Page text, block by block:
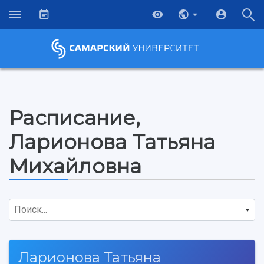
Расписание,
Ларионова Татьяна
Михайловна
Поиск...
Ларионова Татьяна